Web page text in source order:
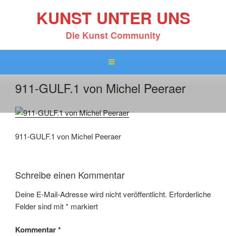
KUNST UNTER UNS
Die Kunst Community
911-GULF.1 von Michel Peeraer
911-GULF.1 von Michel Peeraer
Schreibe einen Kommentar
Deine E-Mail-Adresse wird nicht veröffentlicht. Erforderliche
Felder sind mit* markiert
Kommentar*